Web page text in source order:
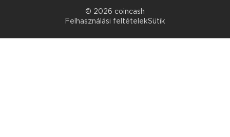
© 2026 coincash
Felhasználási feltételekSütik